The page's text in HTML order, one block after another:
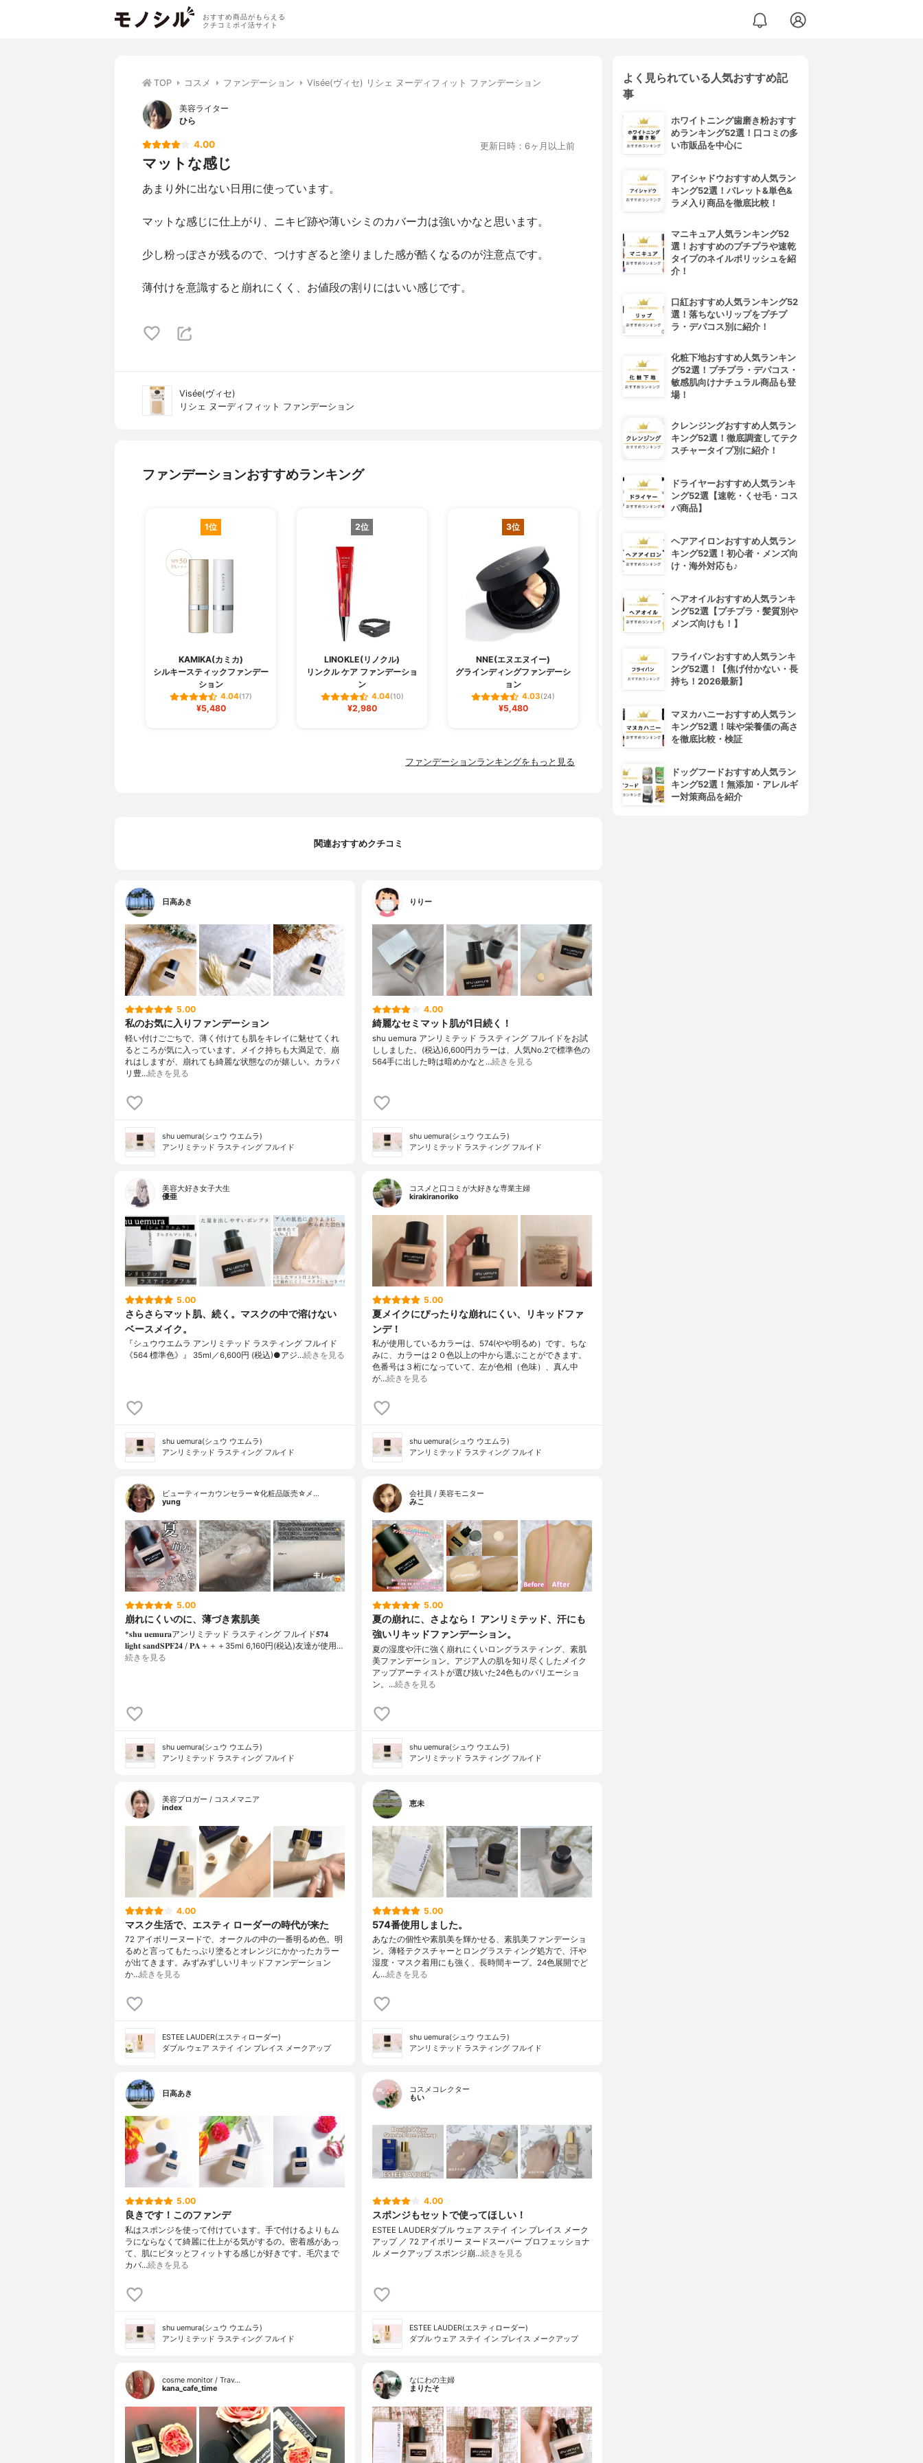
おすすめ商品がもらえる
クチコミポイ活サイト
TOP コスメ ファンデーション Visée(ヴィセ) リシェ ヌーディフィット ファンデーション
美容ライター
ひら
4.00 更新日時：6ヶ月以上前
マットな感じ
あまり外に出ない日用に使っています。
マットな感じに仕上がり、ニキビ跡や薄いシミのカバー力は強いかなと思います。
少し粉っぽさが残るので、つけすぎると塗りました感が酷くなるのが注意点です。
薄付けを意識すると崩れにくく、お値段の割りにはいい感じです。
Visée(ヴィセ)
リシェ ヌーディフィット ファンデーション
ファンデーションおすすめランキング
1位
KAMIKA(カミカ)
シルキースティックファンデー
ション
4.04(17)
¥5,480
2位
LINOKLE(リノクル)
リンクル ケア ファンデーショ
ン
4.04(10)
¥2,980
3位
NNE(エヌエヌイー)
グラインディングファンデーシ
ョン
4.03(24)
¥5,480
キラ★リズム
WV スキンアップファンデーシ
ョン
¥1,980
COVERMARK(カバーマーク)
フローレス フィット
ファンデーションランキングをもっと見る
関連おすすめクチコミ
日高あき
5.00
私のお気に入りファンデーション
軽い付けごごちで、薄く付けても肌をキレイに魅せてくれ
るところが気に入っています。メイク持ちも大満足で、崩
れはしますが、崩れても綺麗な状態なのが嬉しい。カラバ
リ豊…続きを見る
shu uemura(シュウ ウエムラ)
アンリミテッド ラスティング フルイド
りりー
4.00
綺麗なセミマット肌が1日続く！
shu uemura アンリミテッド ラスティング フルイドをお試
ししました。(税込)6,600円カラーは、人気No.2で標準色の
564手に出した時は暗めかなと…続きを見る
shu uemura(シュウ ウエムラ)
アンリミテッド ラスティング フルイド
美容大好き女子大生
優亜
5.00
さらさらマット肌、続く。マスクの中で溶けない
ベースメイク。
『シュウウエムラ アンリミテッド ラスティング フルイド
《564 標準色》』 35ml／6,600円 (税込)●アジ…続きを見る
shu uemura(シュウ ウエムラ)
アンリミテッド ラスティング フルイド
コスメと口コミが大好きな専業主婦
kirakiranoriko
5.00
夏メイクにぴったりな崩れにくい、リキッドファ
ンデ！
私が使用しているカラーは、574(やや明るめ）です。ちな
みに、カラーは２０色以上の中から選ぶことができます。
色番号は３桁になっていて、左が色相（色味）、真ん中
が…続きを見る
shu uemura(シュウ ウエムラ)
アンリミテッド ラスティング フルイド
ビューティーカウンセラー☆化粧品販売☆メ…
yung
5.00
崩れにくいのに、薄づき素肌美
*𝐬𝐡𝐮 𝐮𝐞𝐦𝐮𝐫𝐚アンリミテッド ラスティング フルイド𝟓𝟕𝟒
𝐥𝐢𝐠𝐡𝐭 𝐬𝐚𝐧𝐝𝐒𝐏𝐅𝟐𝟒 / 𝐏𝐀＋＋＋⁡35ml 6,160円(税込)⁡友達が使用…
続きを見る
shu uemura(シュウ ウエムラ)
アンリミテッド ラスティング フルイド
会社員 / 美容モニター
みこ
5.00
夏の崩れに、さよなら！ アンリミテッド、汗にも
強いリキッドファンデーション。
夏の湿度や汗に強く崩れにくいロングラスティング、素肌
美ファンデーション。アジア人の肌を知り尽くしたメイク
アップアーティストが選び抜いた24色ものバリエーショ
ン。…続きを見る
shu uemura(シュウ ウエムラ)
アンリミテッド ラスティング フルイド
美容ブロガー / コスメマニア
index
4.00
マスク生活で、エスティ ローダーの時代が来た
72 アイボリーヌードで、オークルの中の一番明るめ色。明
るめと言ってもたっぷり塗るとオレンジにかかったカラー
が出てきます。みずみずしいリキッドファンデーション
か…続きを見る
ESTEE LAUDER(エスティローダー)
ダブル ウェア ステイ イン プレイス メークアップ
恵未
5.00
574番使用しました。
あなたの個性や素肌美を輝かせる、素肌美ファンデーショ
ン。薄軽テクスチャーとロングラスティング処方で、汗や
湿度・マスク着用にも強く、長時間キープ。24色展開でど
ん…続きを見る
shu uemura(シュウ ウエムラ)
アンリミテッド ラスティング フルイド
日高あき
5.00
良きです！このファンデ
私はスポンジを使って付けています。手で付けるよりもム
ラにならなくて綺麗に仕上がる気がするの。密着感があっ
て、肌にピタッとフィットする感じが好きです。毛穴まで
カバ…続きを見る
shu uemura(シュウ ウエムラ)
アンリミテッド ラスティング フルイド
コスメコレクター
もい
4.00
スポンジもセットで使ってほしい！
ESTEE LAUDERダブル ウェア ステイ イン プレイス メーク
アップ ／ 72 アイボリー ヌードスーパー プロフェッショナ
ル メークアップ スポンジ崩…続きを見る
ESTEE LAUDER(エスティローダー)
ダブル ウェア ステイ イン プレイス メークアップ
cosme monitor / Trav…
kana_cafe_time
なにわの主婦
まりたそ
よく見られている人気おすすめ記
事
ホワイトニング歯磨き粉おすす
めランキング52選！口コミの多
い市販品を中心に
アイシャドウおすすめ人気ラン
キング52選！パレット&単色&
ラメ入り商品を徹底比較！
マニキュア人気ランキング52
選！おすすめのプチプラや速乾
タイプのネイルポリッシュを紹
介！
口紅おすすめ人気ランキング52
選！落ちないリップをプチプ
ラ・デパコス別に紹介！
化粧下地おすすめ人気ランキン
グ52選！プチプラ・デパコス・
敏感肌向けナチュラル商品も登
場！
クレンジングおすすめ人気ラン
キング52選！徹底調査してテク
スチャータイプ別に紹介！
ドライヤーおすすめ人気ランキ
ング52選【速乾・くせ毛・コス
パ商品】
ヘアアイロンおすすめ人気ラン
キング52選！初心者・メンズ向
け・海外対応も♪
ヘアオイルおすすめ人気ランキ
ング52選【プチプラ・髪質別や
メンズ向けも！】
フライパンおすすめ人気ランキ
ング52選！【焦げ付かない・長
持ち！2026最新】
マヌカハニーおすすめ人気ラン
キング52選！味や栄養価の高さ
を徹底比較・検証
ドッグフードおすすめ人気ラン
キング52選！無添加・アレルギ
ー対策商品を紹介